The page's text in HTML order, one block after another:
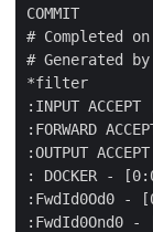
COMMIT
# Completed
# Generated
*filter
:INPUT
:FORWARD
:OUTPUT
: DOCKER -
:FwdId0Od0 -
:FwdId0Ond0